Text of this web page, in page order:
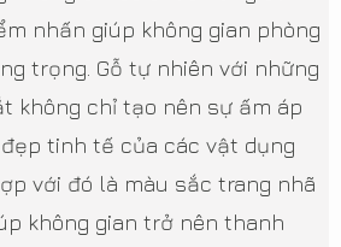
nhấn giúp không gian phòng
trọng. Gỗ tự nhiên với những
không chỉ tạo nên sự ấm áp
tinh tế của các vật dụng
với đó là màu sắc trang nhã
không gian trở nên thanh